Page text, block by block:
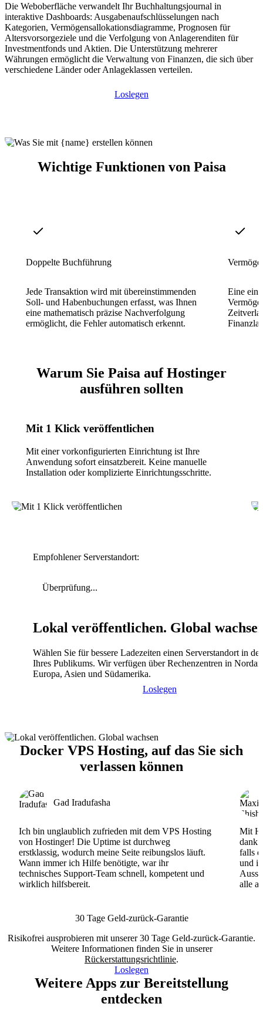
Die Weboberfläche verwandelt Ihr Buchhaltungsjournal in
interaktive Dashboards: Ausgabenaufschlüsselungen nach
Kategorien, Vermögensallokationsdiagramme, Prognosen für
Altersvorsorgeziele und die Verfolgung von Anlagerenditen für
Investmentfonds und Aktien. Die Unterstützung mehrerer
Währungen ermöglicht die Verwaltung von Finanzen, die sich über
verschiedene Länder oder Anlageklassen verteilen.
Loslegen
Wichtige Funktionen von Paisa
Doppelte Buchführung
Jede Transaktion wird mit übereinstimmenden
Soll- und Habenbuchungen erfasst, was Ihnen
eine mathematisch präzise Nachverfolgung
ermöglicht, die Fehler automatisch erkennt.
Eine
Warum Sie Paisa auf Hostinger
ausführen sollten
Mit 1 Klick veröffentlichen
Mit einer vorkonfigurierten Einrichtung ist Ihre
Anwendung sofort einsatzbereit. Keine manuelle
Installation oder komplizierte Einrichtungsschritte.
Empfohlener Serverstandort:
Überprüfung...
Lokal veröffentlichen. Global
Wählen Sie für bessere Ladezeiten einen Serverstandort in
Ihres Publikums. Wir verfügen über Rechenzentren in
Europa, Asien und Südamerika.
Loslegen
Docker VPS Hosting, auf das Sie sich
verlassen können
Gad Iradufasha
Ich bin unglaublich zufrieden mit dem VPS Hosting
von Hostinger! Die Uptime ist durchweg
erstklassig, wodurch meine Seite reibungslos läuft.
Wann immer ich Hilfe benötigte, war ihr
technisches Support-Team schnell, kompetent und
wirklich hilfsbereit.
Mit
dank
falls
und
alle
30 Tage Geld-zurück-Garantie
Risikofrei ausprobieren mit unserer 30 Tage Geld-zurück-Garantie.
Weitere Informationen finden Sie in unserer
Rückerstattungsrichtlinie.
Loslegen
Weitere Apps zur Bereitstellung
entdecken